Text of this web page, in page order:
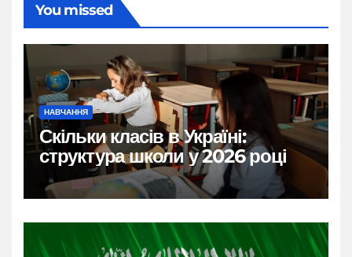
You missed
НАВЧАННЯ
Скільки класів в Україні:
структура школи у 2026 році